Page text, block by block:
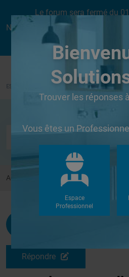
Le forum sera fermé du
Nous aurons le plaisir de vous
Accueil Forums Autres pose
Huart
Répondre
Trouver les réponses
Vous êtes un
Espace
Professionnel